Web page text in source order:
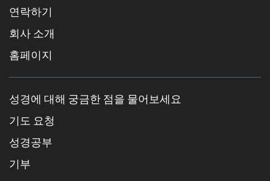
연락하기
회사 소개
홈페이지
성경에 대해 궁금한 점을 물어보세요
기도 요청
성경공부
기부